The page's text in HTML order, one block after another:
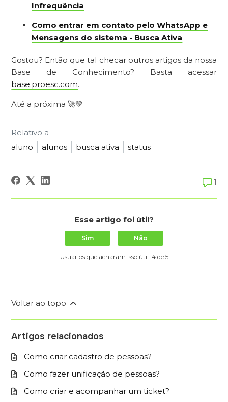
Infrequência
Como entrar em contato pelo WhatsApp e
Mensagens do sistema - Busca Ativa
Gostou? Então que tal checar outros artigos da nossa
Base de Conhecimento? Basta acessar
base.proesc.com.
Até a próxima 🚀💚
Relativo a
aluno
alunos busca ativa status
1
Esse artigo foi útil?
Sim Não
Usuários que acharam isso útil: 4 de 5
Voltar ao topo
Artigos relacionados
Como criar cadastro de pessoas?
Como fazer unificação de pessoas?
Como criar e acompanhar um ticket?